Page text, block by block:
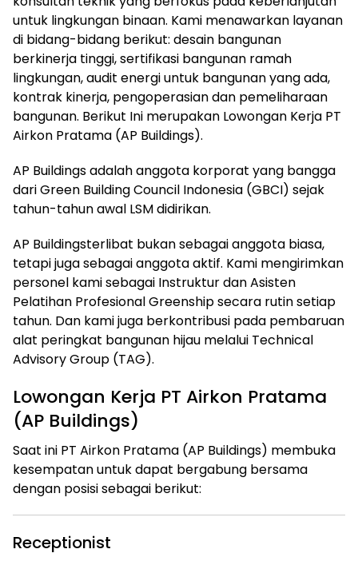
untuk lingkungan binaan. Kami menawarkan layanan
di bidang-bidang berikut: desain bangunan
berkinerja tinggi, sertifikasi bangunan ramah
lingkungan, audit energi untuk bangunan yang ada,
kontrak kinerja, pengoperasian dan pemeliharaan
bangunan. Berikut Ini merupakan Lowongan Kerja PT
Airkon Pratama (AP Buildings).
AP Buildings adalah anggota korporat yang bangga
dari Green Building Council Indonesia (GBCI) sejak
tahun-tahun awal LSM didirikan.
AP Buildingsterlibat bukan sebagai anggota biasa,
tetapi juga sebagai anggota aktif. Kami mengirimkan
personel kami sebagai Instruktur dan Asisten
Pelatihan Profesional Greenship secara rutin setiap
tahun. Dan kami juga berkontribusi pada pembaruan
alat peringkat bangunan hijau melalui Technical
Advisory Group (TAG).
Lowongan Kerja PT Airkon Pratama
(AP Buildings)
Saat ini PT Airkon Pratama (AP Buildings) membuka
kesempatan untuk dapat bergabung bersama
dengan posisi sebagai berikut:
Receptionist